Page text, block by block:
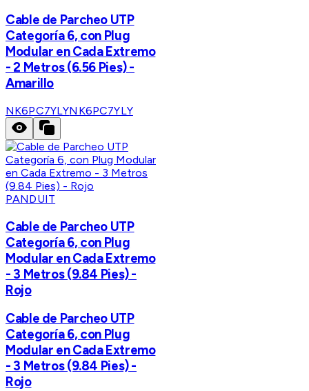
Cable de Parcheo UTP
Categoría 6, con Plug
Modular en Cada Extremo
- 2 Metros (6.56 Pies) -
Amarillo
NK6PC7YLYNK6PC7YLY
PANDUIT
Cable de Parcheo UTP
Categoría 6, con Plug
Modular en Cada Extremo
- 3 Metros (9.84 Pies) -
Rojo
Cable de Parcheo UTP
Categoría 6, con Plug
Modular en Cada Extremo
- 3 Metros (9.84 Pies) -
Rojo